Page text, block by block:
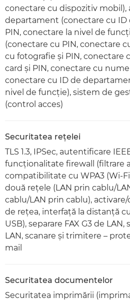
conectare cu dispozitiv
departament (conectare cu
PIN, conectare la nivel de
(conectare cu PIN, conectare
cu fotografie şi PIN, conectare
card şi PIN, conectare cu
conectare cu ID de
nivel de funcţie), sistem de
(control acces)
Securitatea reţelei
TLS 1.3, IPSec, autentificare
funcţionalitate firewall (filtrare
compatibilitate cu WPA3 (Wi-
două reţele (LAN prin cablu/
cablu/LAN prin cablu),
de reţea, interfaţă la distanţă
USB), separare FAX G3 de
LAN, scanare şi trimitere –
mail
Securitatea documentelor
Securitatea imprimării